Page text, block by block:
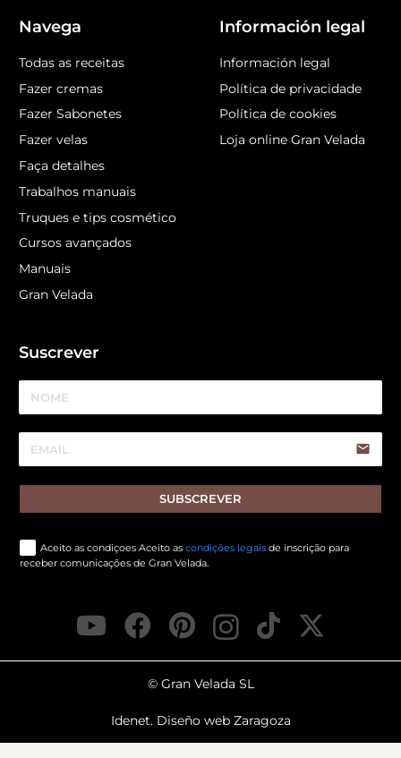
Navega
Todas as receitas
Fazer cremas
Fazer Sabonetes
Fazer velas
Faça detalhes
Trabalhos manuais
Truques e tips cosmético
Cursos avançados
Manuais
Gran Velada
Información legal
Información legal
Política de privacidade
Política de cookies
Loja online Gran Velada
Suscrever
email
SUBSCREVER
Aceito as condiçoes Aceito as condições legais de inscrição para
receber comunicações de Gran Velada.
© Gran Velada SL
Idenet. Diseño web Zaragoza